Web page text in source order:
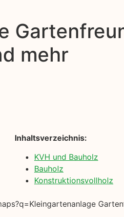
mehr
Inhaltsverzeichnis:
KVH und Bauholz
Bauholz
Konstruktionsvollholz